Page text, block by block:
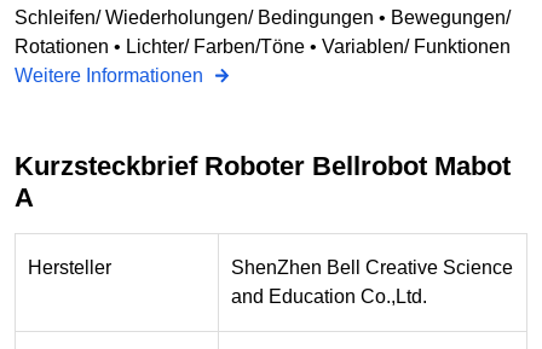
Schleifen/ Wiederholungen/ Bedingungen • Bewegungen/
Rotationen • Lichter/ Farben/Töne • Variablen/ Funktionen
Weitere Informationen
Kurzsteckbrief Roboter Bellrobot Mabot
A
Hersteller
ShenZhen Bell Creative Science
and Education Co.,Ltd.